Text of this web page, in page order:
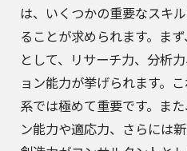
は、いくつかの重要なスキ
ることが求められます。ま
として、リサーチ力、分析
ョン能力が挙げられます。
系では極めて重要です。ま
ン能力や適応力、さらには